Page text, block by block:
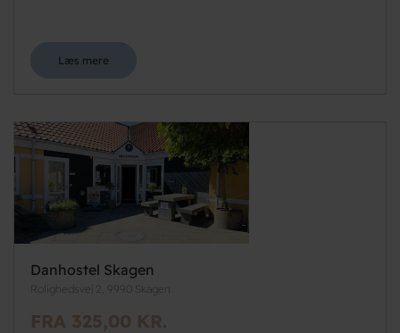
Læs mere
Danhostel Skagen
Rolighedsvej 2, 9990 Skagen
FRA 325,00 KR.